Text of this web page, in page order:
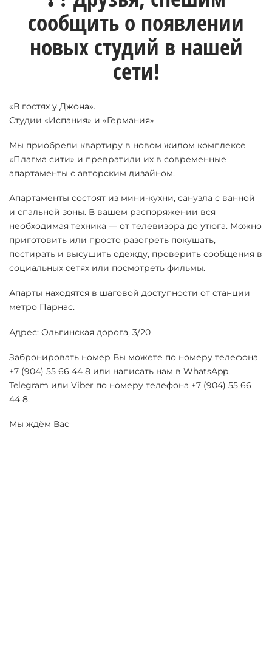
сообщить о появлении
новых студий в нашей
сети!
«В гостях у Джона».
Студии «Испания» и «Германия»
Мы приобрели квартиру в новом жилом комплексе
«Плагма сити» и превратили их в современные
апартаменты с авторским дизайном.
Апартаменты состоят из мини-кухни, санузла с ванной
и спальной зоны. В вашем распоряжении вся
необходимая техника — от телевизора до утюга. Можно
приготовить или просто разогреть покушать,
постирать и высушить одежду, проверить сообщения в
социальных сетях или посмотреть фильмы.
Апарты находятся в шаговой доступности от станции
метро Парнас.
Адрес: Ольгинская дорога, 3/20
Забронировать номер Вы можете по номеру телефона
+7 (904) 55 66 44 8 или написать нам в WhatsApp,
Telegram или Viber по номеру телефона +7 (904) 55 66
44 8.
Мы ждём Вас